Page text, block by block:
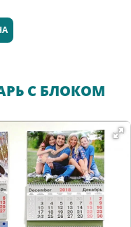
С БЛОКОМ